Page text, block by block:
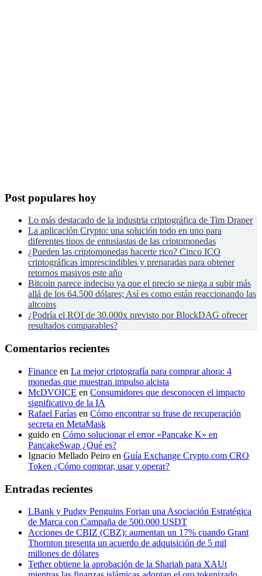
Post populares hoy
Lo más destacado de la industria criptográfica de Tim Draper
La aplicación Crypto: una solución todo en uno para
diferentes tipos de entusiastas de las criptomonedas
¿Pueden las criptomonedas hacerte rico? Cinco ICO
criptográficas imprescindibles y preparadas para obtener
retornos masivos este año
Bitcoin parece indeciso ya que el precio se niega a subir más
allá de los 64.500 dólares; Así es como están reaccionando las
altcoins
¿Podría el ROI de 30.000x previsto por BlockDAG ofrecer
resultados comparables?
Comentarios recientes
Finance en La mejor criptografía para comprar ahora: 4
monedas que muestran impulso alcista
McDVOICE en Consumidores que desconocen el impacto
significativo de la IA
Rafael Farías en Cómo encontrar su frase de recuperación
secreta en MetaMask
guido en Cómo solucionar el error «Pancake K» en
PancakeSwap ¿Qué es?
Ignacio Mellado Peiro en Guía Exchange Crypto.com CRO
Token ¿Cómo comprar, usar y operar?
Entradas recientes
LBank y Pudgy Penguins Forjan una Asociación Estratégica
de Marca con Campaña de 500.000 USDT
Acciones de CBIZ (CBZ): aumentan un 17% cuando Grant
Thornton presenta un acuerdo de adquisición de 5 mil
millones de dólares
Tether obtiene la aprobación de la Shariah para XAUt